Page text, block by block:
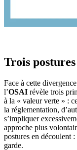
Trois
Face à cette
l’OSAI révèle trois
à la « valeur verte » :
la réglementation,
s’impliquer
approche plus
postures en découlent
garde.